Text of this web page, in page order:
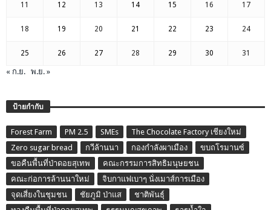
11 12 13 14 15 16 17
18 19 20 21 22 23 24
25 26 27 28 29 30 31
« ก.ย. พ.ย. »
ป้ายกำกับ
Forest Farm PM 2.5 SMEs
The Chocolate Factory เชียงใหม่
Zero sugar bread
กวีล้านนา กองกำลังผาเมือง
ขบถโรมานซ์
ขอคืนพื้นที่ป่าดอยสุเทพ
คณะกรรมการสิทธิมนุษยชน
คณะก่อการล้านนาใหม่
จิบกาแฟเบาๆ นั่งเมาส์การเมือง
จุดเสี่ยงในชุมชน
ชัยภูมิ ป่าแส
ชาติพันธุ์